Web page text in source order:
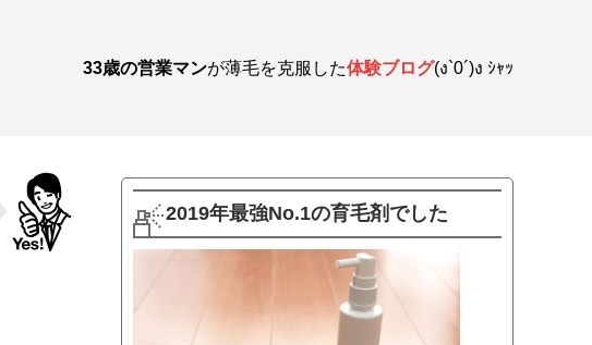
33歳の営業マンが薄毛を克服した体験ブログ(ง`0´)ง ｼｬｯ
2019年最強No.1の育毛剤でした